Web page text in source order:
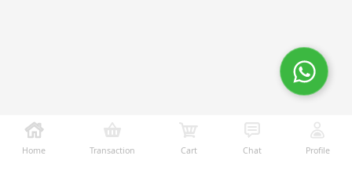
Home Transaction Cart Chat Profile